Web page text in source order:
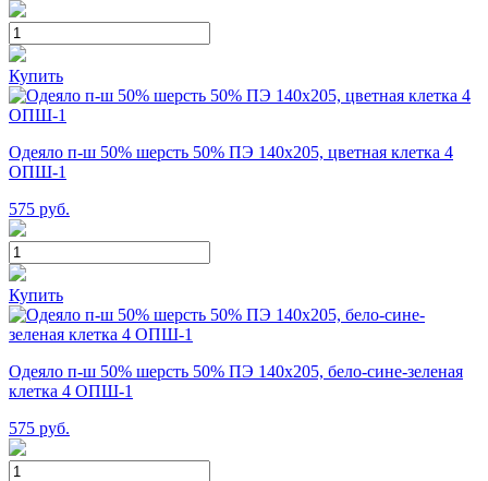
Купить
Одеяло п-ш 50% шерсть 50% ПЭ 140х205, цветная клетка 4
ОПШ-1
575 руб.
Купить
Одеяло п-ш 50% шерсть 50% ПЭ 140х205, бело-сине-зеленая
клетка 4 ОПШ-1
575 руб.